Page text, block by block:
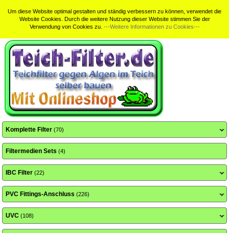
Home Sitemap Suche Kundeninfo Teichfilterbewertungen
Komplette Filter (70)
Filtermedien Sets (4)
IBC Filter (22)
PVC Fittings-Anschluss (226)
UVC (108)
Um diese Website optimal gestalten und ständig verbessern zu können, verwendet die
Website Cookies. Durch die weitere Nutzung dieser Website stimmen Sie der
Verwendung von Cookies zu. ---Weitere Informationen zu Cookies---